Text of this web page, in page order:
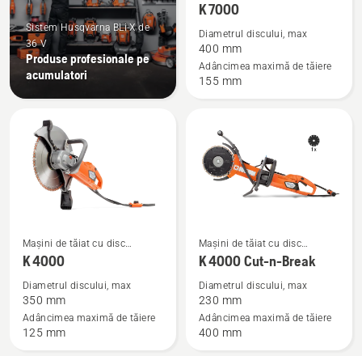
Sistem Husqvarna BLi-X de
36 V
Produse profesionale pe
acumulatori
mai
detalii
despre
K 7000
electrice, cu acumulatori
K 7000
Diametrul discului, max
400 mm
Adâncimea maximă de tăiere
155 mm
Vezi
mai
detalii
despre
K 4000
Mașini de tăiat cu disc
electrice, cu acumulatori
K 4000
Diametrul discului, max
350 mm
Adâncimea maximă de tăiere
125 mm
Vezi
mai
detalii
despre
K 4000
Mașini de tăiat cu disc
electrice, cu acumulatori
K 4000 Cut-n-Break
Diametrul discului, max
230 mm
Adâncimea maximă de tăiere
400 mm